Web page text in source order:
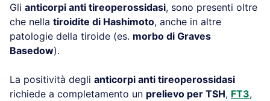
Gli anticorpi anti tireoperossidasi, sono presenti oltre
che nella tiroidite di Hashimoto, anche in altre
patologie della tiroide (es. morbo di Graves
Basedow).
La positività degli anticorpi anti tireoperossidasi
richiede a completamento un prelievo per TSH, FT3,